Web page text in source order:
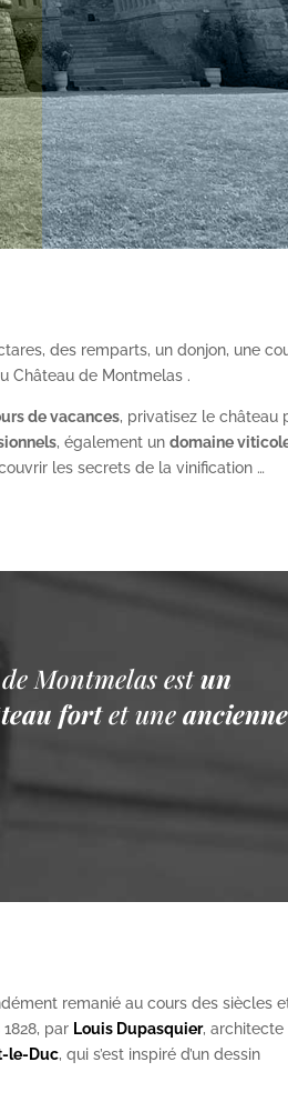
des remparts, un donjon, une
Château de Montmelas .
de vacances, privatisez le château
, également un domaine
les secrets de la vinification …
Montmelas est un
fort et une ancienne
remanié au cours des siècles
par Louis Dupasquier, architecte
le-Duc, qui s’est inspiré d’un dessin